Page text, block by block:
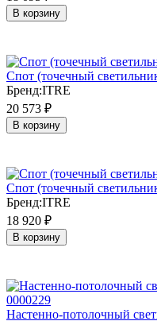
В корзину
Спот (точечный
Бренд:ITRE
20 573 ₽
В корзину
Спот (точечный
Бренд:ITRE
18 920 ₽
В корзину
Настенно-потолочный